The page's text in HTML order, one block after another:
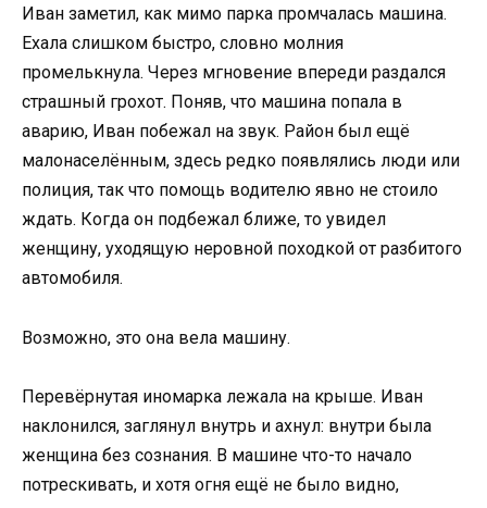
Иван заметил, как мимо парка промчалась машина.
Ехала слишком быстро, словно молния
промелькнула. Через мгновение впереди раздался
страшный грохот. Поняв, что машина попала в
аварию, Иван побежал на звук. Район был ещё
малонаселённым, здесь редко появлялись люди или
полиция, так что помощь водителю явно не стоило
ждать. Когда он подбежал ближе, то увидел
женщину, уходящую неровной походкой от разбитого
автомобиля.
Возможно, это она вела машину.
Перевёрнутая иномарка лежала на крыше. Иван
наклонился, заглянул внутрь и ахнул: внутри была
женщина без сознания. В машине что-то начало
потрескивать, и хотя огня ещё не было видно,